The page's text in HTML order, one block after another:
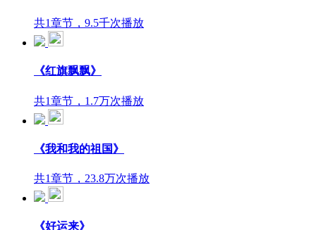
共1章节，9.5千次播放
《红旗飘飘》
共1章节，1.7万次播放
《我和我的祖国》
共1章节，23.8万次播放
《好运来》